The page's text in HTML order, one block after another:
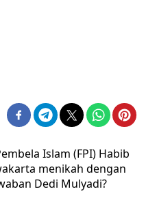
Islam (FPI) Habib
menikah dengan
Dedi Mulyadi?